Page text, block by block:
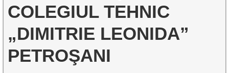
COLEGIUL TEHNIC
„DIMITRIE LEONIDA”
PETROŞANI